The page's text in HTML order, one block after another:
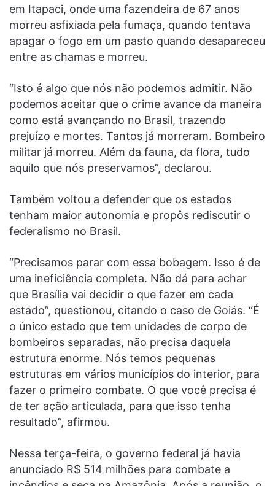
em Itapaci, onde uma fazendeira de 67 anos
morreu asfixiada pela fumaça, quando tentava
apagar o fogo em um pasto quando desapareceu
entre as chamas e morreu.
“Isto é algo que nós não podemos admitir. Não
podemos aceitar que o crime avance da maneira
como está avançando no Brasil, trazendo
prejuízo e mortes. Tantos já morreram. Bombeiro
militar já morreu. Além da fauna, da flora, tudo
aquilo que nós preservamos”, declarou.
Também voltou a defender que os estados
tenham maior autonomia e propôs rediscutir o
federalismo no Brasil.
“Precisamos parar com essa bobagem. Isso é de
uma ineficiência completa. Não dá para achar
que Brasília vai decidir o que fazer em cada
estado”, questionou, citando o caso de Goiás. “É
o único estado que tem unidades de corpo de
bombeiros separadas, não precisa daquela
estrutura enorme. Nós temos pequenas
estruturas em vários municípios do interior, para
fazer o primeiro combate. O que você precisa é
de ter ação articulada, para que isso tenha
resultado”, afirmou.
Nessa terça-feira, o governo federal já havia
anunciado R$ 514 milhões para combate a